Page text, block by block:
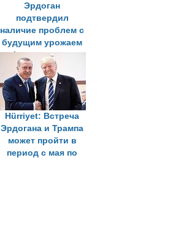
Эрдоган
подтвердил
наличие проблем с
будущим урожаем
фруктов из-за
заморозков
Hürriyet: Встреча
Эрдогана и Трампа
может пройти в
период с мая по